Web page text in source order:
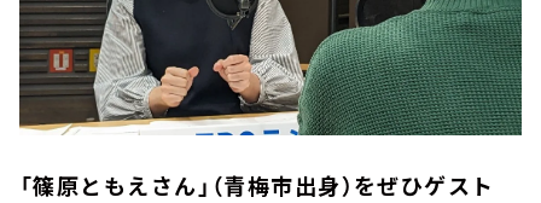
「篠原ともえさん」（青梅市出身）をぜひゲスト